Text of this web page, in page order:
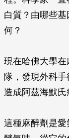
白質？由哪些
何？
現在哈佛大學
隊，發現外科
造成阿茲海默氏
這種麻醉劑是